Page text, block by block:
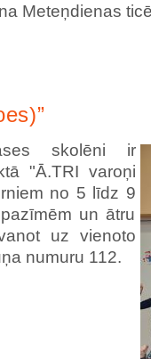
Meteņdienas
skolēni ir
"Ā.TRI varoņi
no 5 līdz 9
un ātru
uz vienoto
numuru 112.